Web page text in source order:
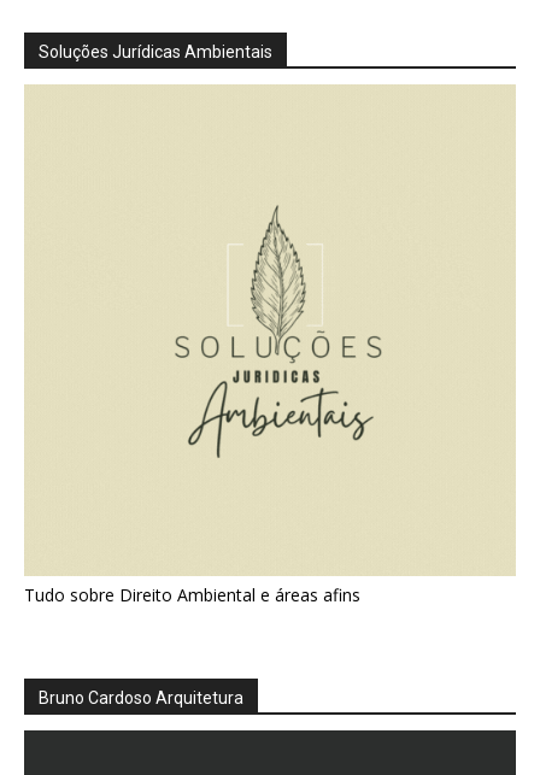
Soluções Jurídicas Ambientais
Tudo sobre Direito Ambiental e áreas afins
Bruno Cardoso Arquitetura